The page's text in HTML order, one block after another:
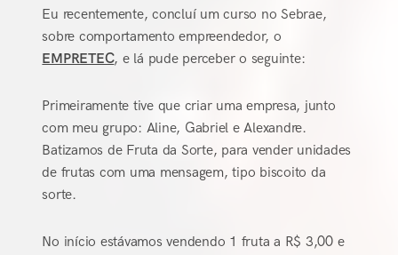
Eu recentemente, concluí um curso no Sebrae,
sobre comportamento empreendedor, o
EMPRETEC, e lá pude perceber o seguinte:
Primeiramente tive que criar uma empresa, junto
com meu grupo: Aline, Gabriel e Alexandre.
Batizamos de Fruta da Sorte, para vender unidades
de frutas com uma mensagem, tipo biscoito da
sorte.
No início estávamos vendendo 1 fruta a R$ 3,00 e